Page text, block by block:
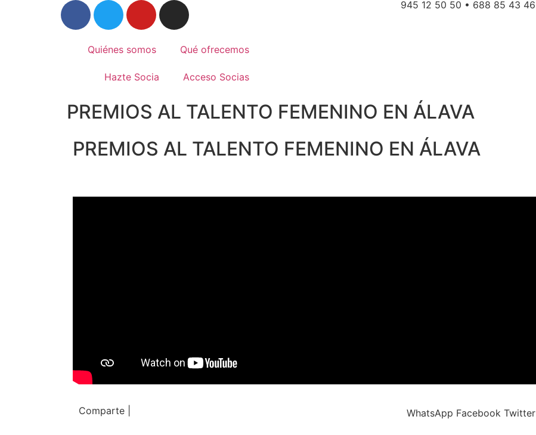
945 12 50 50 • 688 85 43 46
Quiénes somos Qué ofrecemos
Hazte Socia Acceso Socias
PREMIOS AL TALENTO FEMENINO EN ÁLAVA
PREMIOS AL TALENTO FEMENINO EN ÁLAVA
Comparte | WhatsApp Facebook Twitter